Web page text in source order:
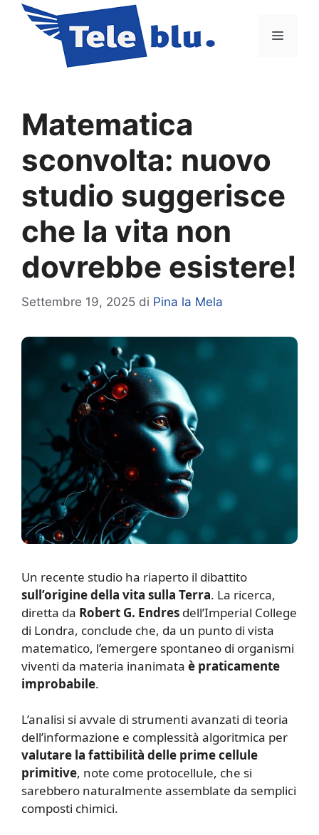
contenuto
Menu
Matematica
sconvolta: nuovo
studio suggerisce
che la vita non
dovrebbe esistere!
Settembre 19, 2025 di Pina la Mela
Un recente studio ha riaperto il dibattito
sull’origine della vita sulla Terra. La ricerca,
diretta da Robert G. Endres dell’Imperial College
di Londra, conclude che, da un punto di vista
matematico, l’emergere spontaneo di organismi
viventi da materia inanimata è praticamente
improbabile.
L’analisi si avvale di strumenti avanzati di teoria
dell’informazione e complessità algoritmica per
valutare la fattibilità delle prime cellule
primitive, note come protocellule, che si
sarebbero naturalmente assemblate da semplici
composti chimici.